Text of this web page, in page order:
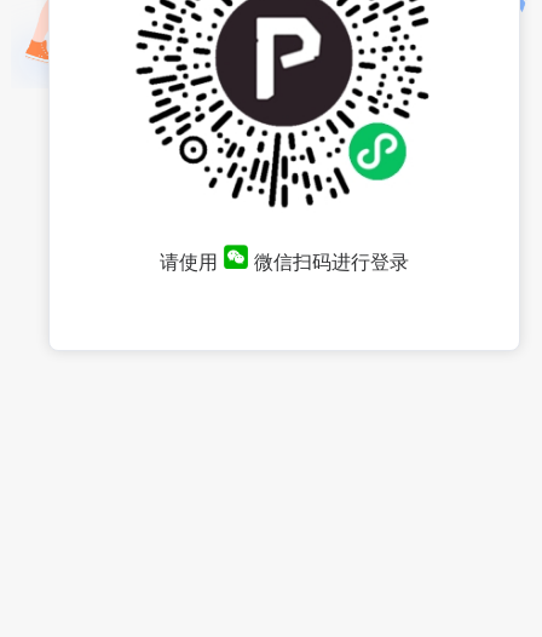
请使用 微信扫码进行登录